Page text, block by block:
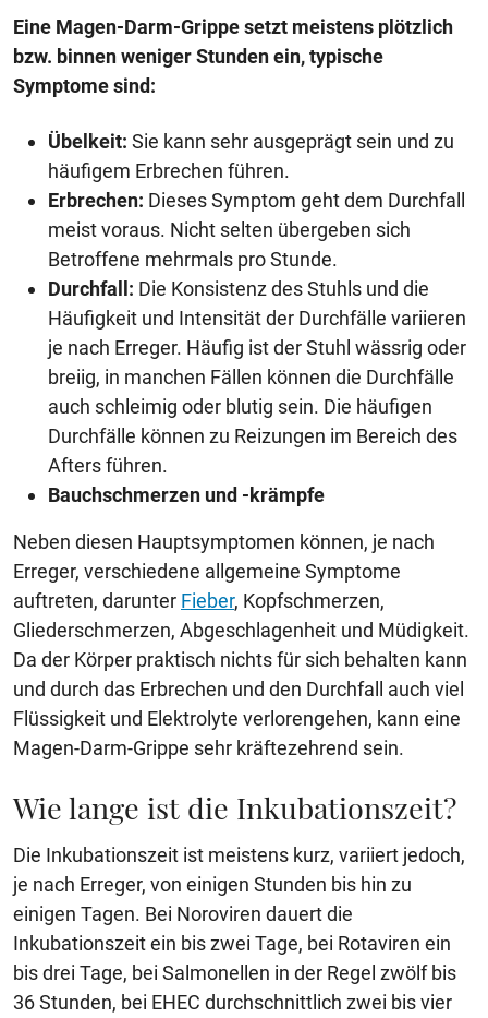
Eine Magen-Darm-Grippe setzt meistens plötzlich
bzw. binnen weniger Stunden ein, typische
Symptome sind:
Übelkeit: Sie kann sehr ausgeprägt sein und zu
häufigem Erbrechen führen.
Erbrechen: Dieses Symptom geht dem Durchfall
meist voraus. Nicht selten übergeben sich
Betroffene mehrmals pro Stunde.
Durchfall: Die Konsistenz des Stuhls und die
Häufigkeit und Intensität der Durchfälle variieren
je nach Erreger. Häufig ist der Stuhl wässrig oder
breiig, in manchen Fällen können die Durchfälle
auch schleimig oder blutig sein. Die häufigen
Durchfälle können zu Reizungen im Bereich des
Afters führen.
Bauchschmerzen und -krämpfe
Neben diesen Hauptsymptomen können, je nach
Erreger, verschiedene allgemeine Symptome
auftreten, darunter Fieber, Kopfschmerzen,
Gliederschmerzen, Abgeschlagenheit und Müdigkeit.
Da der Körper praktisch nichts für sich behalten kann
und durch das Erbrechen und den Durchfall auch viel
Flüssigkeit und Elektrolyte verlorengehen, kann eine
Magen-Darm-Grippe sehr kräftezehrend sein.
Wie lange ist die Inkubationszeit?
Die Inkubationszeit ist meistens kurz, variiert jedoch,
je nach Erreger, von einigen Stunden bis hin zu
einigen Tagen. Bei Noroviren dauert die
Inkubationszeit ein bis zwei Tage, bei Rotaviren ein
bis drei Tage, bei Salmonellen in der Regel zwölf bis
36 Stunden, bei EHEC durchschnittlich zwei bis vier